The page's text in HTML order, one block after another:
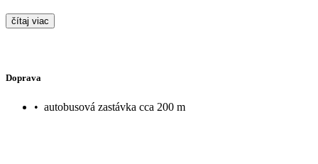
čítaj viac
Doprava
• autobusová zastávka cca 200 m